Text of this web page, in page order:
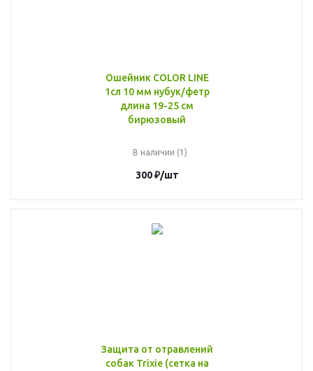
Ошейник COLOR LINE
1сл 10 мм нубук/фетр
длина 19-25 см
бирюзовый
В наличии (1)
300₽/шт
Защита от отравлений
собак Trixie (сетка на